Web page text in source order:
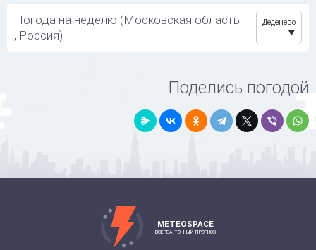
Погода на неделю (Московская область
, Россия)
Деденево
Поделись погодой
METEOSPACE
ВСЕГДА ТОЧНЫЙ ПРОГНОЗ